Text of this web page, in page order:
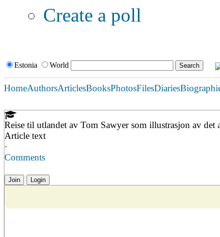
Create a poll
Estonia World
HomeAuthorsArticlesBooksPhotosFilesDiaries
Reise til utlandet av Tom Sawyer som illustrasjon av det
Article text
·
Comments
Join Login